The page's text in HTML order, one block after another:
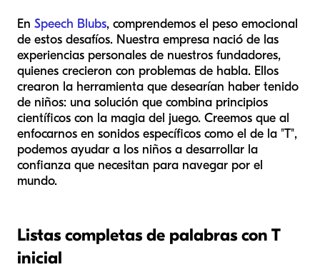
En Speech Blubs, comprendemos el peso emocional
de estos desafíos. Nuestra empresa nació de las
experiencias personales de nuestros fundadores,
quienes crecieron con problemas de habla. Ellos
crearon la herramienta que desearían haber tenido
de niños: una solución que combina principios
científicos con la magia del juego. Creemos que al
enfocarnos en sonidos específicos como el de la "T",
podemos ayudar a los niños a desarrollar la
confianza que necesitan para navegar por el
mundo.
Listas completas de palabras con T
inicial